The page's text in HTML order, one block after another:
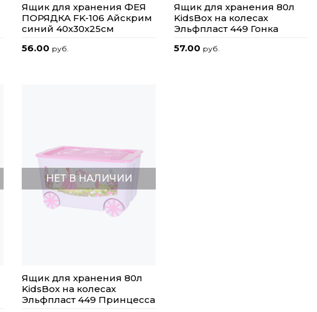
Ящик для хранения ФЕЯ
ПОРЯДКА FK-106 Айскрим
синий 40х30х25см
56.00 руб.
Ящик для хранения 80л
KidsBox на колесах
Эльфпласт 449 Гонка
57.00 руб.
НЕТ В НАЛИЧИИ
Ящик для хранения 80л
KidsBox на колесах
Эльфпласт 449 Принцесса